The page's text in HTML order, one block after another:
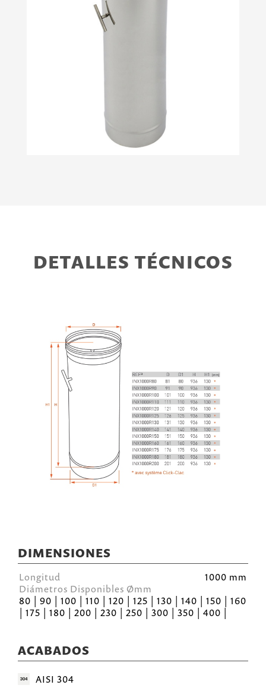
DETALLES TÉCNICOS
DIMENSIONES
Longitud
1000 mm
Diámetros Disponibles Ømm
80 | 90 | 100 | 110 | 120 | 125 | 130 | 140 | 150 | 160
| 175 | 180 | 200 | 230 | 250 | 300 | 350 | 400 |
ACABADOS
AISI 304